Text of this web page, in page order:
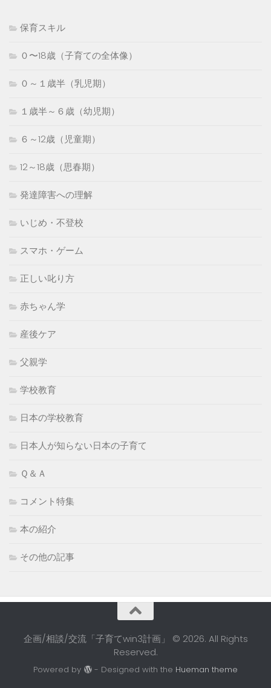
保育スキル
０〜18歳（子育ての全体像）
０～１歳半（乳児期）
１歳半～６歳（幼児期）
６～12歳（児童期）
12～18歳（思春期）
発達障害への理解
いじめ・不登校
スマホ・ゲーム
正しい叱り方
赤ちゃん学
産後ケア
父親学
学校教育
日本の学校教育
日本人が知らない日本の子育て
Ｑ＆Ａ
コメント特集
本の紹介
その他の記事
企画/相談/交流「子育てwin3計画」 © 2026. All Rights
Reserved.
Powered by - Designed with the Hueman theme